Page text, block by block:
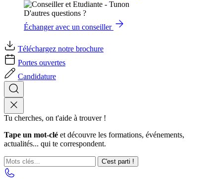
D'autres questions ?
Échanger avec un conseiller
Téléchargez notre brochure
Portes ouvertes
Candidature
Tu cherches, on t'aide à trouver !
Tape un mot-clé et découvre les formations, événements,
actualités... qui te correspondent.
C'est parti !